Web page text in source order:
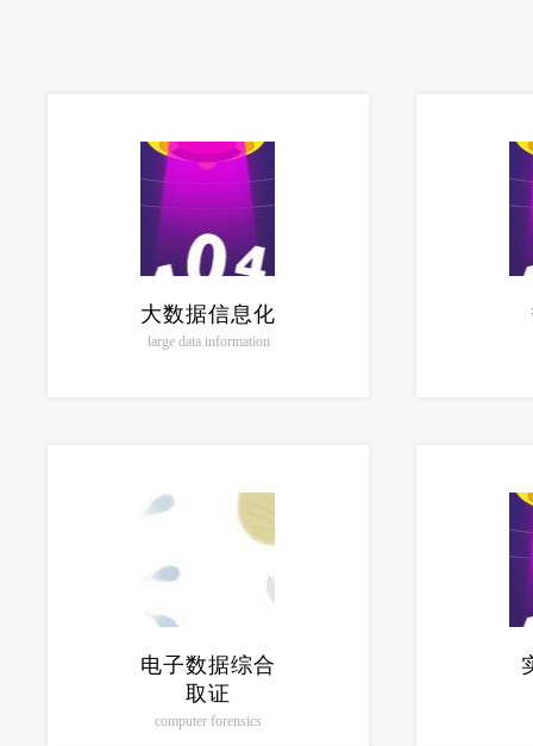
大数据信息化
large data information
电子数据综合
取证
computer forensics